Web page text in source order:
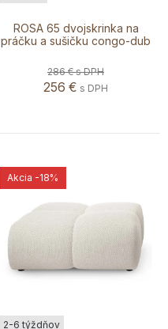
ROSA 65 dvojskrinka na
práčku a sušičku congo-dub
286 €s DPH
256 € s DPH
Akcia -18%
2-6 týždňov